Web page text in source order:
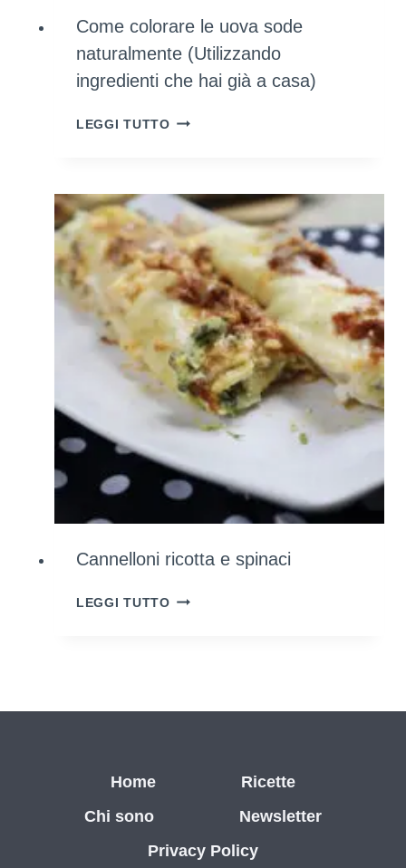
Come colorare le uova sode
naturalmente (Utilizzando
ingredienti che hai già a casa)
LEGGI TUTTOCOME
SODE
NATURALMENTE
(UTILIZZANDO
INGREDIENTI
CHE
HAI
GIÀ
A
CASA)
Cannelloni ricotta e spinaci
LEGGI TUTTOCANNELLONI
Home
Ricette
Chi sono
Newsletter
Privacy Policy